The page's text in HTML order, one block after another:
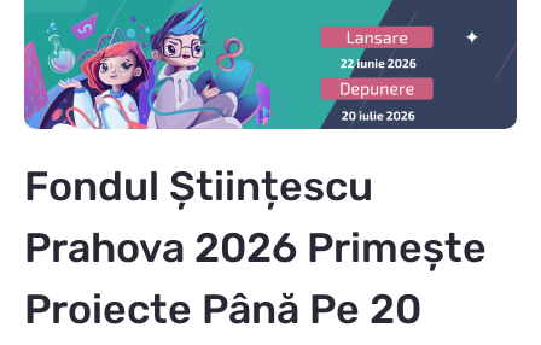
Fondul Științescu
Prahova 2026 Primește
Proiecte Până Pe 20